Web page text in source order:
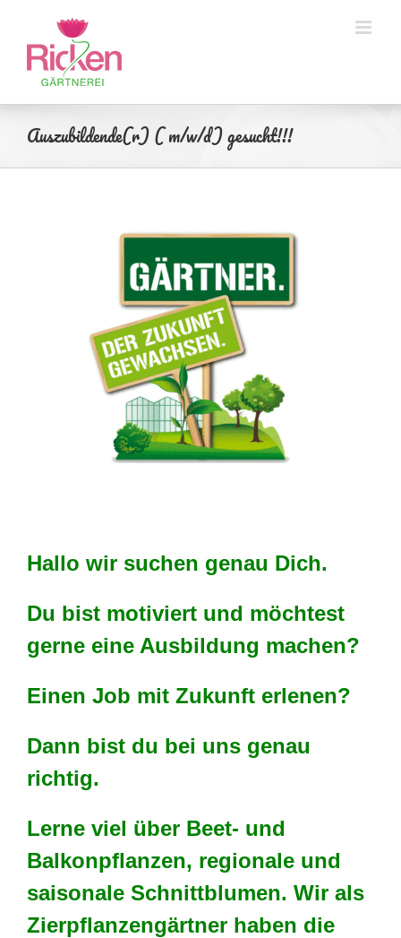
springen
Auszubildende(r) ( m/w/d) gesucht!!!
Hallo wir suchen genau Dich.
Du bist motiviert und möchtest
gerne eine Ausbildung machen?
Einen Job mit Zukunft erlenen?
Dann bist du bei uns genau
richtig.
Lerne viel über Beet- und
Balkonpflanzen, regionale und
saisonale Schnittblumen. Wir als
Zierpflanzengärtner haben die